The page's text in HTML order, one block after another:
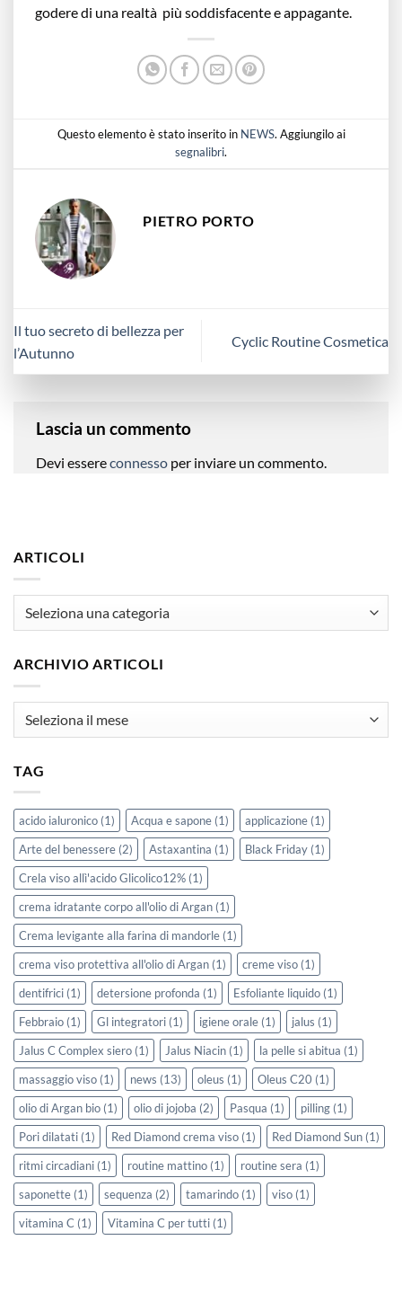
godere di una realtà più soddisfacente e appagante.
Questo elemento è stato inserito in NEWS. Aggiungilo ai
segnalibri.
PIETRO PORTO
Il tuo secreto di bellezza per
l’Autunno
Cyclic Routine Cosmetica
Lascia un commento
Devi essereconnesso per inviare un commento.
ARTICOLI
ARCHIVIO ARTICOLI
TAG
acido ialuronico (1) Acqua e sapone (1) applicazione (1)
Arte del benessere (2) Astaxantina (1) Black Friday (1)
Crela viso allì'acido Glicolico12% (1)
crema idratante corpo all'olio di Argan (1)
Crema levigante alla farina di mandorle (1)
crema viso protettiva all'olio di Argan (1) creme viso (1)
dentifrici (1) detersione profonda (1) Esfoliante liquido (1)
Febbraio (1) Gl integratori (1) igiene orale (1) jalus (1)
Jalus C Complex siero (1) Jalus Niacin (1) la pelle si abitua (1)
massaggio viso (1) news (13) oleus (1) Oleus C20 (1)
olio di Argan bio (1) olio di jojoba (2) Pasqua (1) pilling (1)
Pori dilatati (1) Red Diamond crema viso (1) Red Diamond Sun (1)
ritmi circadiani (1) routine mattino (1) routine sera (1)
saponette (1) sequenza (2) tamarindo (1) viso (1)
vitamina C (1) Vitamina C per tutti (1)